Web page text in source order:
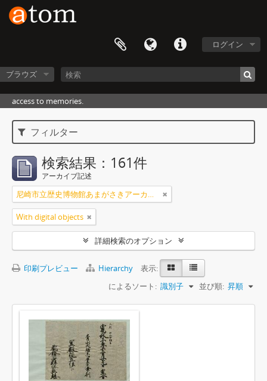
ログイン
ブラウズ
access to memories.
フィルター
検索結果：161件
アーカイブ記述
尼崎市立歴史博物館あまがさきアーカイブズ
With digital objects
詳細検索のオプション
印刷プレビュー Hierarchy
表示:
によるソート: 識別子 並び順: 昇順